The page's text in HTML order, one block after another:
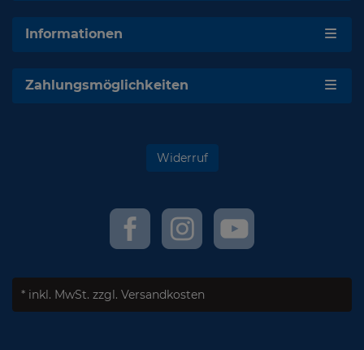
Informationen
Zahlungsmöglichkeiten
Widerruf
* inkl. MwSt. zzgl. Versandkosten